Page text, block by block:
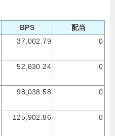
BPS
配当
37,002.79 0
52,830.24 0
98,038.58 0
125,902.86 0